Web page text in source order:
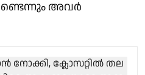
അവർ